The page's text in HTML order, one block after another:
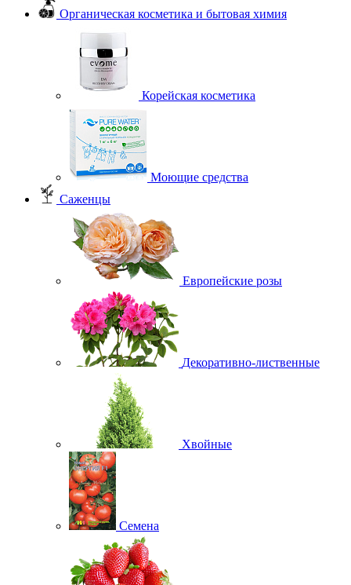
Органическая косметика и бытовая химия
Корейская косметика
Моющие средства
Саженцы
Европейские розы
Декоративно-лиственные
Хвойные
Семена